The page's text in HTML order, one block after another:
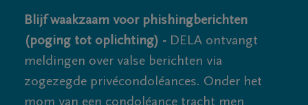
Blijf waakzaam voor phishingberichten
(poging tot oplichting) - DELA ontvangt
meldingen over valse berichten via
zogezegde privécondoléances. Onder het
mom van een condoléance tracht men